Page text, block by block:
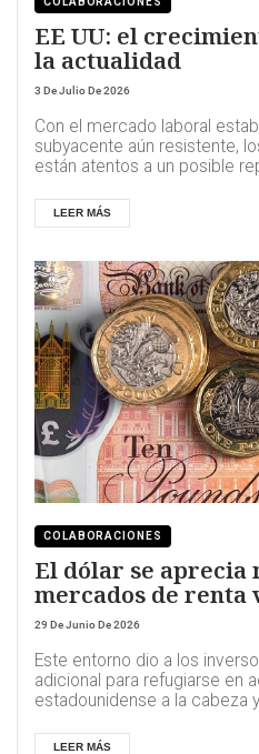
EE UU: el
la actualidad
3 De Julio De 2026
Con el mercado laboral
subyacente aún resistente,
están atentos a un posible
LEER MÁS
COLABORACIONES
El dólar se aprecia
mercados de renta
tambalean
29 De Junio De 2026
Este entorno dio a los
adicional para refugiarse en
estadounidense a la cabeza y
LEER MÁS